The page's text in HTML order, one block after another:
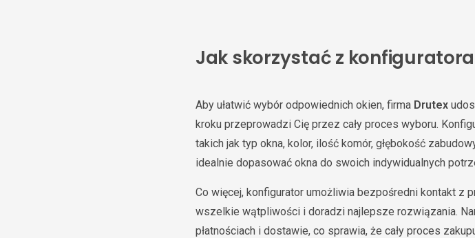
Jak skorzystać z
Aby ułatwić wybór odpowiednich okien, firma Drutex
kroku przeprowadzi Cię przez cały proces wyboru.
takich jak typ okna, kolor, ilość komór, głębokość
idealnie dopasować okna do swoich indywidualnych
Co więcej, konfigurator umożliwia bezpośredni kontakt z
wszelkie wątpliwości i doradzi najlepsze rozwiązania.
płatnościach i dostawie, co sprawia, że cały proces